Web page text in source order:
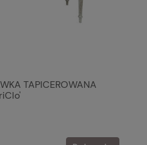
TAPICEROWANA